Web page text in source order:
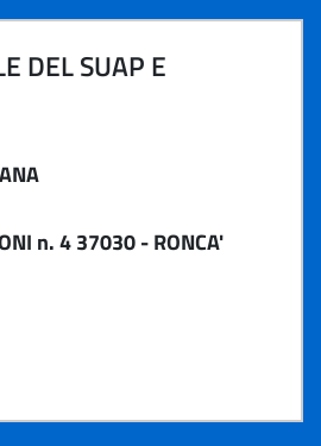
DEL SUAP E
n. 4 37030 - RONCA'